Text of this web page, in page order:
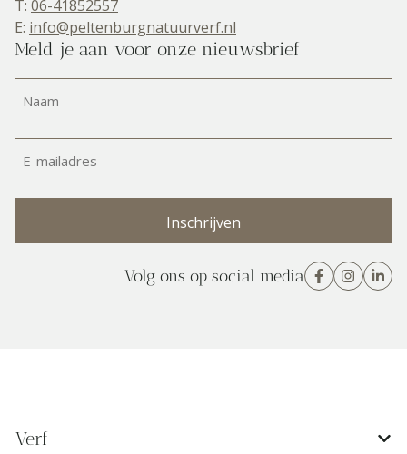
T: 06-41852557
E: info@peltenburgnatuurverf.nl
Meld je aan voor onze nieuwsbrief
(Vereist)
mailadres
Volg ons op social media
Verf